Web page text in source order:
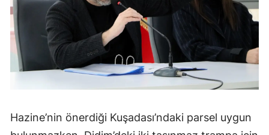
Hazine’nin önerdiği Kuşadası’ndaki parsel uygun